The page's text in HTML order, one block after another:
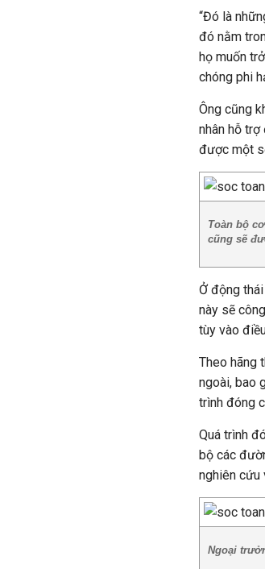
“Đó là
đó nằm
họ muốn
chóng phi
Ông cũng
nhân hỗ
được một
Toàn bộ
cũng sẽ
Ở động
này sẽ
tùy vào
Theo hãng
ngoài, bao
trình đóng
Quá trình
bộ các
nghiên cứu
Ngoại